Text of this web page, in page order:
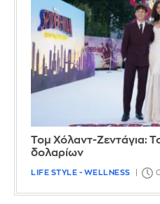
Τομ Χόλαντ-Ζεντάγια:
δολαρίων
LIFE STYLE - WELLNESS